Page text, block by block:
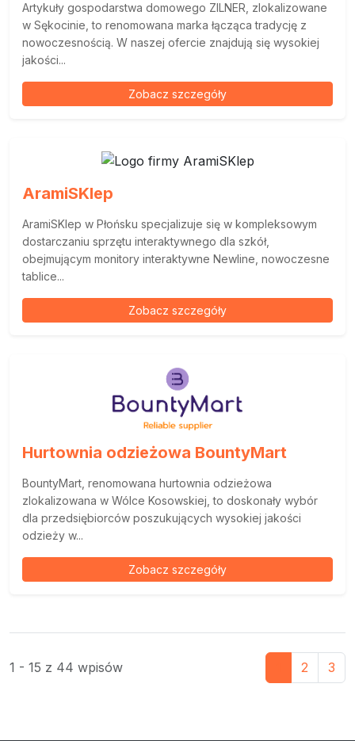
Artykuły gospodarstwa domowego ZILNER, zlokalizowane
w Sękocinie, to renomowana marka łącząca tradycję z
nowoczesnością. W naszej ofercie znajdują się wysokiej
jakości...
Zobacz szczegóły
AramiSKlep
AramiSKlep w Płońsku specjalizuje się w kompleksowym
dostarczaniu sprzętu interaktywnego dla szkół,
obejmującym monitory interaktywne Newline, nowoczesne
tablice...
Zobacz szczegóły
Hurtownia odzieżowa BountyMart
BountyMart, renomowana hurtownia odzieżowa
zlokalizowana w Wólce Kosowskiej, to doskonały wybór
dla przedsiębiorców poszukujących wysokiej jakości
odzieży w...
Zobacz szczegóły
1 - 15 z 44 wpisów 2 3